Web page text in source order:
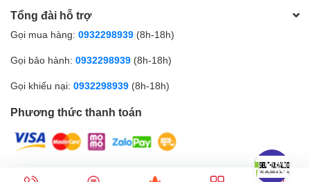
Tổng đài hỗ trợ
Gọi mua hàng: 0932298939 (8h-18h)
Gọi bảo hành: 0932298939 (8h-18h)
Gọi khiếu nại: 0932298939 (8h-18h)
Phương thức thanh toán
© Bản quyền thuộc về CÔNG TY CỔ PHẦN SIÊU THANH AUDIO |